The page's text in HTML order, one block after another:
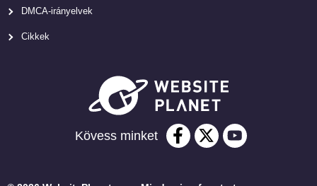
DMCA-irányelvek
Cikkek
Kövess minket